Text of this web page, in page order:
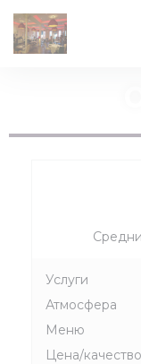
Услуги
Атмосфера
Меню
Цена/качество